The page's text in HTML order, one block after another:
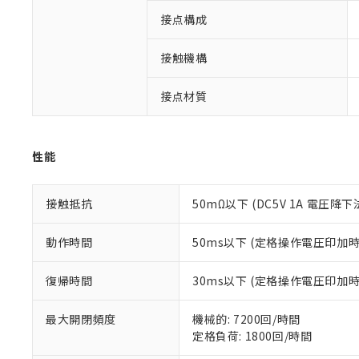
接点構成
接触機構
接点材質
性能
接触抵抗 50mΩ以下 (DC5V 1A 電圧降下
動作時間 50ms以下 (定格操作電圧印加
復帰時間 30ms以下 (定格操作電圧印加
最大開閉頻度
機械的: 7200回/時間
定格負荷: 1800回/時間
ご利用条件
本サービス
のであり、
い。
当社販売員
オムロン制
在庫状況お
す。
マイパーツ
ている必要が
お客様が当
が、当社の
対応予定なし：
仕入先様の事情
*EU RoHS指令（10物質
フタル酸エステル類の
※2 対応予定月
※3 非含有証明
※1 中国
「○」：最大均質
Cr(Ⅵ)(六価クロム) :
DBP(フタル酸ジブチ
DEHP(フタル酸ビス(2-
「ｅ」：有害物質
「10」：通常の使
味します。
「－」：未確認で
当社は、こ
ます。
当社は貴社
当社は、貴
また当社は
○ 一定数以
△ 一定数に
－
在庫な
機器販売
空
白
受注生